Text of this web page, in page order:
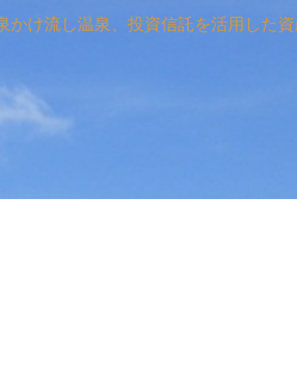
け流し温泉、投資信託を活用した